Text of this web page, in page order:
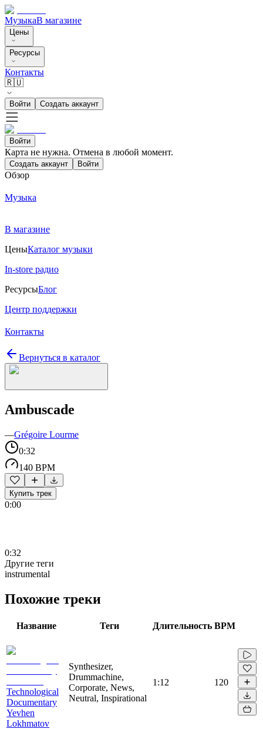
МузыкаВ магазине
Цены
Ресурсы
Контакты
🇷🇺
Войти Создать аккаунт
Войти
Карта не нужна. Отмена в любой момент.
Создать аккаунт Войти
Обзор
Музыка
В магазине
ЦеныКаталог музыки
In-store радио
РесурсыБлог
Центр поддержки
Контакты
Вернуться в каталог
Ambuscade
—Grégoire Lourme
0:32
140 BPM
Купить трек
0:00
0:32
Другие теги
instrumental
Похожие треки
Название Теги Длительность BPM
Technological
Documentary
Yevhen
Lokhmatov
Synthesizer,
Drummachine,
Corporate, News,
Neutral, Inspirational
1:12 120